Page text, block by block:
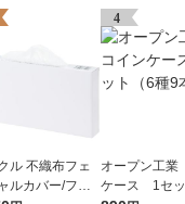
ル 不織布フェ
ルカバー/フェ
4
オープン工
ケース 1セ